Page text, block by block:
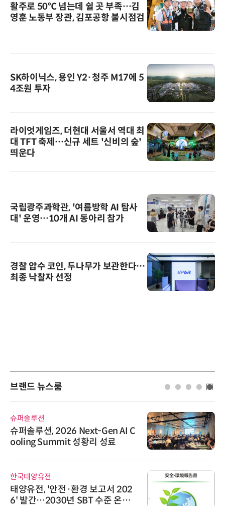
활주로 50℃ 넘는데 쉴 곳 부족…김
영훈 노동부 장관, 김포공항 불시점검
SK하이닉스, 용인 Y2·청주 M17에 5
4조원 투자
라이엇게임즈, 더현대 서울서 역대 최
대 TFT 축제…신규 세트 '신비의 숲'
띄운다
국립광주과학관, '여름방학 AI 탐사
대' 운영…10개 AI 동아리 참가
경찰 압수 코인, 두나무가 보관한다…
최종 낙찰자 선정
브랜드 뉴스룸
슈퍼솔루션
슈퍼솔루션, 2026 Next-Gen AI C
ooling Summit 성황리 성료
한국태양유전
태양유전, '안전·환경 보고서 202
6' 발간…2030년 SBT 수준 온실